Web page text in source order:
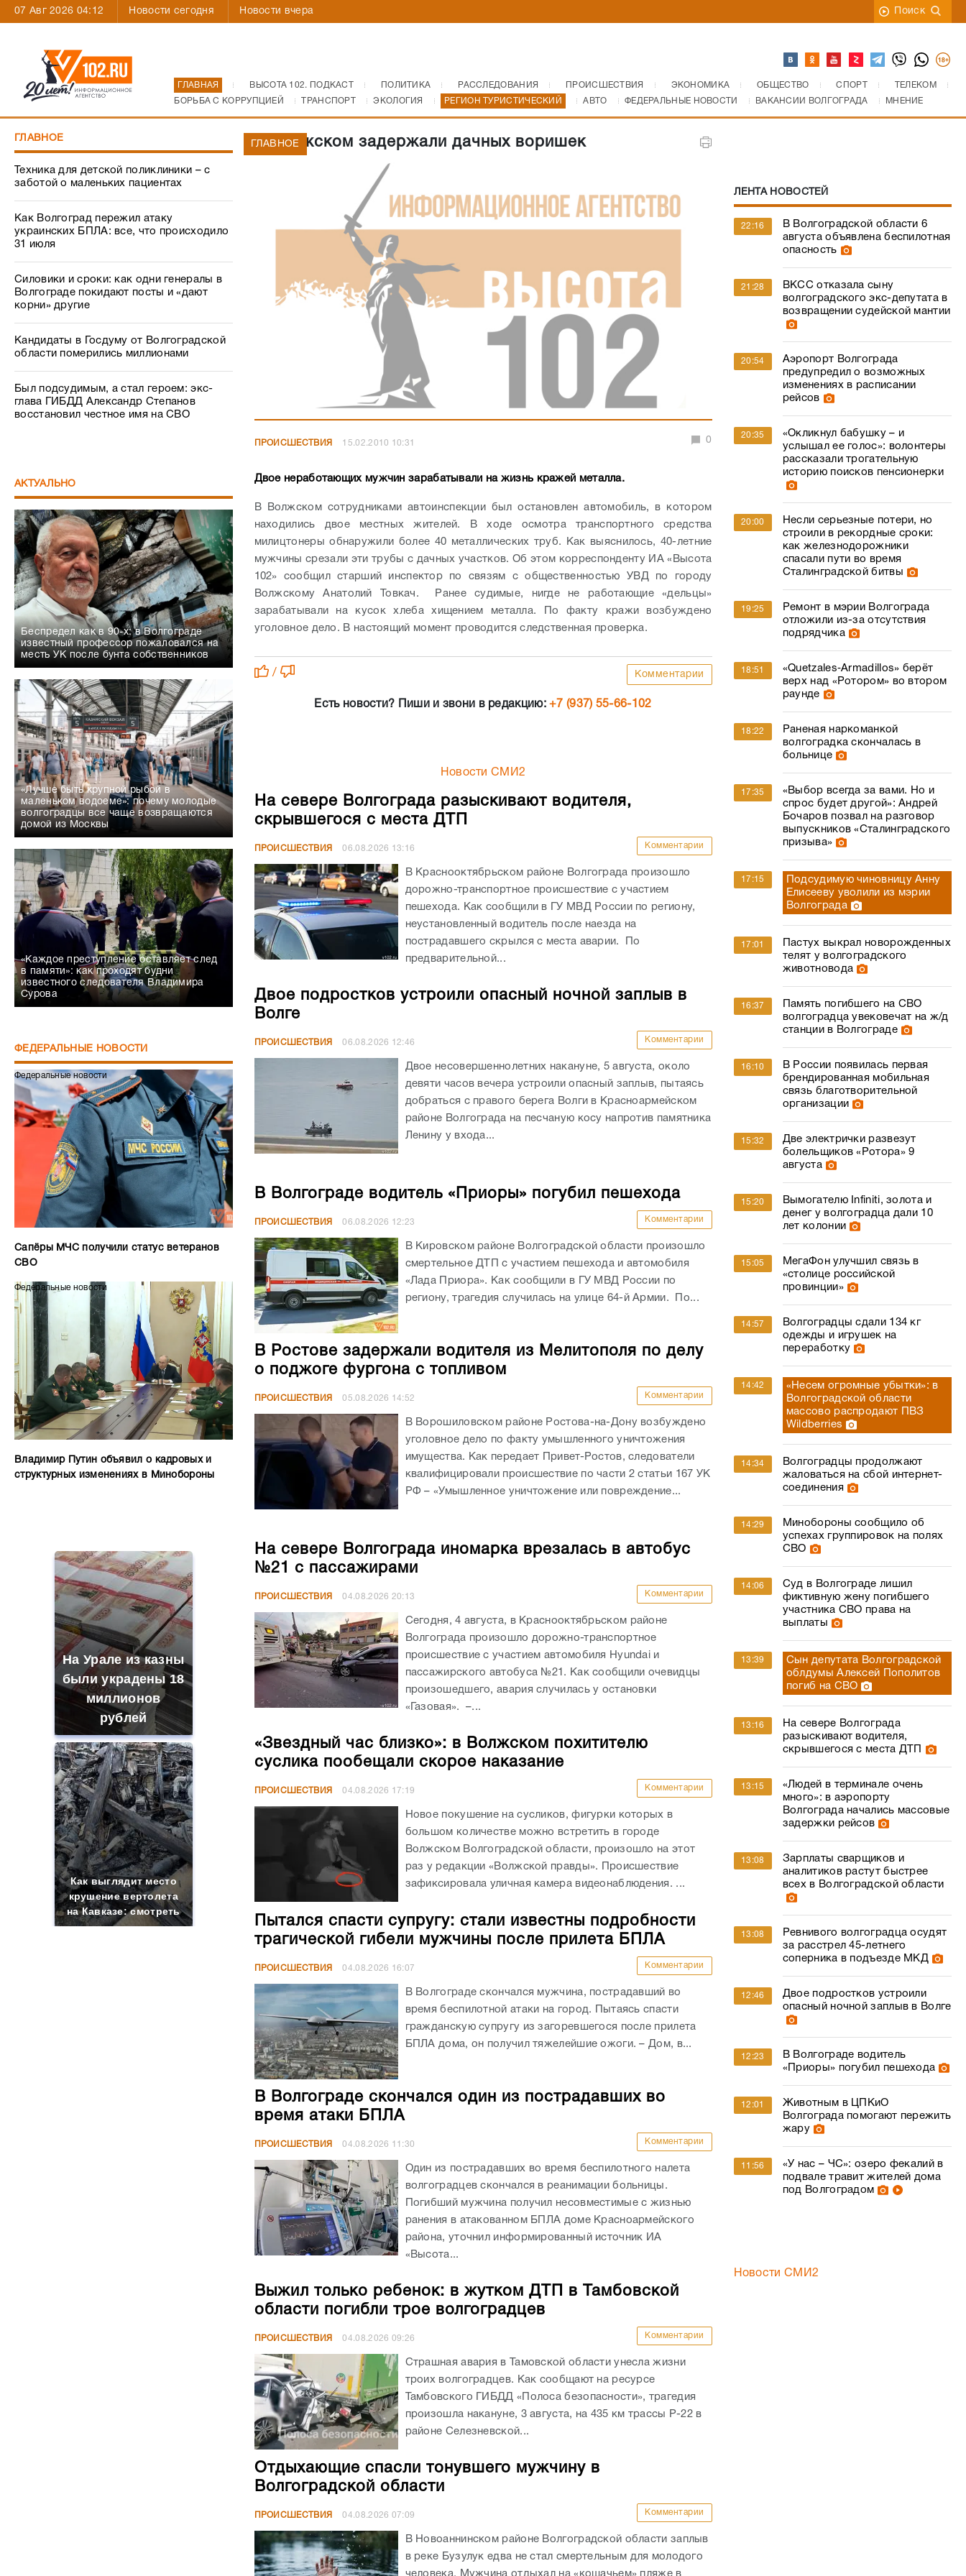
07 Авг 2026 04:12 Новости сегодня Новости вчера Поиск
ГЛАВНАЯ ВЫСОТА 102. ПОДКАСТ ПОЛИТИКА РАССЛЕДОВАНИЯ ПРОИСШЕСТВИЯ ЭКОНОМИКА ОБЩЕСТВО СПОРТ
ТЕЛЕКОМ
БОРЬБА С КОРРУПЦИЕЙ
ТРАНСПОРТ ЭКОЛОГИЯ РЕГИОН ТУРИСТИЧЕСКИЙ АВТО ФЕДЕРАЛЬНЫЕ НОВОСТИ ВАКАНСИИ ВОЛГОГРАДА МНЕНИЕ
ГЛАВНОЕ
Техника для детской поликлиники – с
заботой о маленьких пациентах
Как Волгоград пережил атаку
украинских БПЛА: все, что происходило
31 июля
Силовики и сроки: как одни генералы в
Волгограде покидают посты и «дают
корни» другие
Кандидаты в Госдуму от Волгоградской
области померились миллионами
Был подсудимым, а стал героем: экс-
глава ГИБДД Александр Степанов
восстановил честное имя на СВО
АКТУАЛЬНО
Беспредел как в 90-х: в Волгограде
известный профессор пожаловался на
месть УК после бунта собственников
«Лучше быть крупной рыбой в
маленьком водоеме»: почему молодые
волгоградцы все чаще возвращаются
домой из Москвы
«Каждое преступление оставляет след
в памяти»: как проходят будни
известного следователя Владимира
Сурова
ФЕДЕРАЛЬНЫЕ НОВОСТИ
Федеральные новости
Сапёры МЧС получили статус ветеранов
СВО
Федеральные новости
Владимир Путин объявил о кадровых и
структурных изменениях в Минобороны
На Урале из казны
были украдены 18
миллионов
рублей
Как выглядит место
крушение вертолета
на Кавказе: смотреть
В Волжском задержали дачных воришек
ГЛАВНОЕ
ПРОИСШЕСТВИЯ 15.02.2010 10:31 0
Двое неработающих мужчин зарабатывали на жизнь кражей металла.
В Волжском сотрудниками автоинспекции был остановлен автомобиль, в котором
находились двое местных жителей. В ходе осмотра транспортного средства
милицтонеры обнаружили более 40 металлических труб. Как выяснилось, 40-летние
мужчины срезали эти трубы с дачных участков. Об этом корреспонденту ИА «Высота
102» сообщил старший инспектор по связям с общественностью УВД по городу
Волжскому Анатолий Товкач. Ранее судимые, нигде не работающие «дельцы»
зарабатывали на кусок хлеба хищением металла. По факту кражи возбуждено
уголовное дело. В настоящий момент проводится следственная проверка.
/ Комментарии
Есть новости? Пиши и звони в редакцию:+7 (937) 55-66-102
Новости СМИ2
На севере Волгограда разыскивают водителя,
скрывшегося с места ДТП
ПРОИСШЕСТВИЯ 06.08.2026 13:16 Комментарии
В Краснооктябрьском районе Волгограда произошло
дорожно-транспортное происшествие с участием
пешехода. Как сообщили в ГУ МВД России по региону,
неустановленный водитель после наезда на
пострадавшего скрылся с места аварии. По
предварительной...
Двое подростков устроили опасный ночной заплыв в
Волге
ПРОИСШЕСТВИЯ 06.08.2026 12:46 Комментарии
Двое несовершеннолетних накануне, 5 августа, около
девяти часов вечера устроили опасный заплыв, пытаясь
добраться с правого берега Волги в Красноармейском
районе Волгограда на песчаную косу напротив памятника
Ленину у входа...
В Волгограде водитель «Приоры» погубил пешехода
ПРОИСШЕСТВИЯ 06.08.2026 12:23 Комментарии
В Кировском районе Волгоградской области произошло
смертельное ДТП с участием пешехода и автомобиля
«Лада Приора». Как сообщили в ГУ МВД России по
региону, трагедия случилась на улице 64-й Армии. По...
В Ростове задержали водителя из Мелитополя по делу
о поджоге фургона с топливом
ПРОИСШЕСТВИЯ 05.08.2026 14:52 Комментарии
В Ворошиловском районе Ростова-на-Дону возбуждено
уголовное дело по факту умышленного уничтожения
имущества. Как передает Привет-Ростов, следователи
квалифицировали происшествие по части 2 статьи 167 УК
РФ – «Умышленное уничтожение или повреждение...
На севере Волгограда иномарка врезалась в автобус
№21 с пассажирами
ПРОИСШЕСТВИЯ 04.08.2026 20:13 Комментарии
Сегодня, 4 августа, в Краснооктябрьском районе
Волгограда произошло дорожно-транспортное
происшествие с участием автомобиля Hyundai и
пассажирского автобуса №21. Как сообщили очевидцы
произошедшего, авария случилась у остановки
«Газовая». –...
«Звездный час близко»: в Волжском похитителю
суслика пообещали скорое наказание
ПРОИСШЕСТВИЯ 04.08.2026 17:19 Комментарии
Новое покушение на сусликов, фигурки которых в
большом количестве можно встретить в городе
Волжском Волгоградской области, произошло на этот
раз у редакции «Волжской правды». Происшествие
зафиксировала уличная камера видеонаблюдения. ...
Пытался спасти супругу: стали известны подробности
трагической гибели мужчины после прилета БПЛА
ПРОИСШЕСТВИЯ 04.08.2026 16:07 Комментарии
В Волгограде скончался мужчина, пострадавший во
время беспилотной атаки на город. Пытаясь спасти
гражданскую супругу из загоревшегося после прилета
БПЛА дома, он получил тяжелейшие ожоги. – Дом, в...
В Волгограде скончался один из пострадавших во
время атаки БПЛА
ПРОИСШЕСТВИЯ 04.08.2026 11:30 Комментарии
Один из пострадавших во время беспилотного налета
волгоградцев скончался в реанимации больницы.
Погибший мужчина получил несовместимые с жизнью
ранения в атакованном БПЛА доме Красноармейского
района, уточнил информированный источник ИА
«Высота...
Выжил только ребенок: в жутком ДТП в Тамбовской
области погибли трое волгоградцев
ПРОИСШЕСТВИЯ 04.08.2026 09:26 Комментарии
Страшная авария в Тамовской области унесла жизни
троих волгоградцев. Как сообщают на ресурсе
Тамбовского ГИБДД «Полоса безопасности», трагедия
произошла накануне, 3 августа, на 435 км трассы Р-22 в
районе Селезневской...
Отдыхающие спасли тонувшего мужчину в
Волгоградской области
ПРОИСШЕСТВИЯ 04.08.2026 07:09 Комментарии
В Новоаннинском районе Волгоградской области заплыв
в реке Бузулук едва не стал смертельным для молодого
человека. Мужчина отдыхал на «кошачьем» пляже в
ЛЕНТА НОВОСТЕЙ
22:16
В Волгоградской области 6
августа объявлена беспилотная
опасность
21:28
ВКСС отказала сыну
волгоградского экс-депутата в
возвращении судейской мантии
20:54
Аэропорт Волгограда
предупредил о возможных
изменениях в расписании
рейсов
20:35
«Окликнул бабушку – и
услышал ее голос»: волонтеры
рассказали трогательную
историю поисков пенсионерки
20:00
Несли серьезные потери, но
строили в рекордные сроки:
как железнодорожники
спасали пути во время
Сталинградской битвы
19:25
Ремонт в мэрии Волгограда
отложили из-за отсутствия
подрядчика
18:51
«Quetzales‑Armadillos» берёт
верх над «Ротором» во втором
раунде
18:22
Раненая наркоманкой
волгоградка скончалась в
больнице
17:35
«Выбор всегда за вами. Но и
спрос будет другой»: Андрей
Бочаров позвал на разговор
выпускников «Сталинградского
призыва»
17:15
Подсудимую чиновницу Анну
Елисееву уволили из мэрии
Волгограда
17:01
Пастух выкрал новорожденных
телят у волгоградского
животновода
16:37
Память погибшего на СВО
волгоградца увековечат на ж/д
станции в Волгограде
16:10
В России появилась первая
брендированная мобильная
связь благотворительной
организации
15:32
Две электрички развезут
болельщиков «Ротора» 9
августа
15:20
Вымогателю Infiniti, золота и
денег у волгоградца дали 10
лет колонии
15:05
МегаФон улучшил связь в
«столице российской
провинции»
14:57
Волгоградцы сдали 134 кг
одежды и игрушек на
переработку
14:42
«Несем огромные убытки»: в
Волгоградской области
массово распродают ПВЗ
Wildberries
14:34
Волгоградцы продолжают
жаловаться на сбой интернет-
соединения
14:29
Минобороны сообщило об
успехах группировок на полях
СВО
14:06
Суд в Волгограде лишил
фиктивную жену погибшего
участника СВО права на
выплаты
13:39
Сын депутата Волгоградской
облдумы Алексей Пополитов
погиб на СВО
13:16
На севере Волгограда
разыскивают водителя,
скрывшегося с места ДТП
13:15
«Людей в терминале очень
много»: в аэропорту
Волгограда начались массовые
задержки рейсов
13:08
Зарплаты сварщиков и
аналитиков растут быстрее
всех в Волгоградской области
13:08
Ревнивого волгоградца осудят
за расстрел 45-летнего
соперника в подъезде МКД
12:46
Двое подростков устроили
опасный ночной заплыв в Волге
12:23
В Волгограде водитель
«Приоры» погубил пешехода
12:01
Животным в ЦПКиО
Волгограда помогают пережить
жару
11:56
«У нас – ЧС»: озеро фекалий в
подвале травит жителей дома
под Волгоградом
Новости СМИ2